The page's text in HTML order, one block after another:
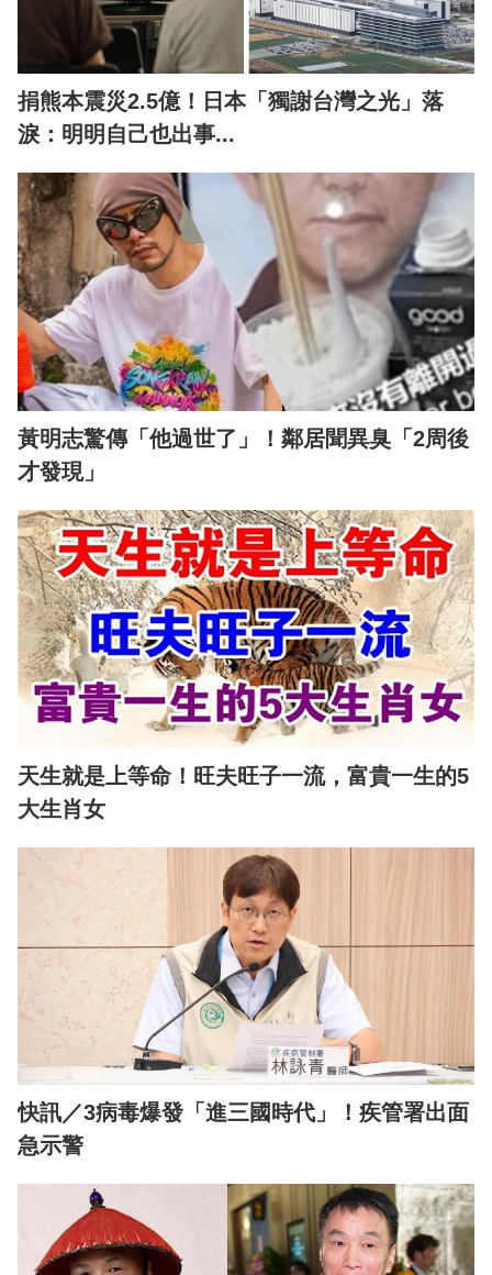
捐熊本震災2.5億！日本「獨謝台灣之光」落
淚：明明自己也出事...
黃明志驚傳「他過世了」！鄰居聞異臭「2周後
才發現」
天生就是上等命！旺夫旺子一流，富貴一生的5
大生肖女
快訊／3病毒爆發「進三國時代」！疾管署出面
急示警